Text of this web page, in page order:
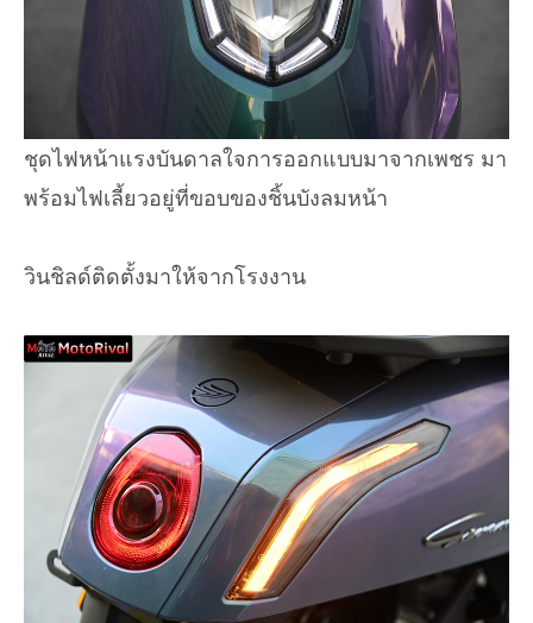
ชุดไฟหน้าแรงบันดาลใจการออกแบบมาจากเพชร มา
พร้อมไฟเลี้ยวอยู่ที่ขอบของชิ้นบังลมหน้า
วินชิลด์ติดตั้งมาให้จากโรงงาน